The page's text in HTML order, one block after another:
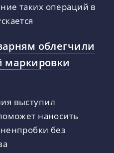
таких операций в
облегчили
маркировки
выступил
наносить
без